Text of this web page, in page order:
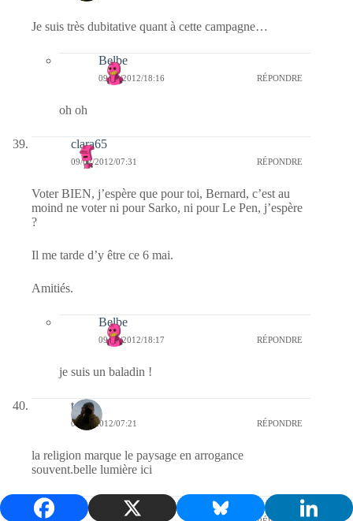
Je suis très dubitative quant à cette campagne…
Belbe
09/02/2012/18:16 RÉPONDRE
oh oh
clara65
09/02/2012/07:31 RÉPONDRE
Voter BIEN, j’espère que pour toi, Bernard, c’est au
moind ne voter ni pour Sarko, ni pour Le Pen, j’espère
?
Il me tarde d’y être ce 6 mai.
Amitiés.
Belbe
09/02/2012/18:17 RÉPONDRE
je suis un baladin !
telos
09/02/2012/07:21 RÉPONDRE
la religion marque le paysage en arrogance
souvent.belle lumière ici
Belbe